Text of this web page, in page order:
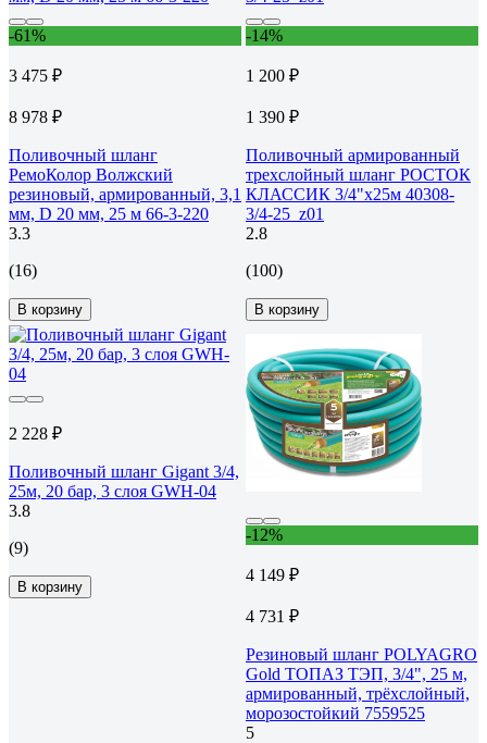
-61%
3 475 ₽
8 978 ₽
Поливочный шланг
РемоКолор Волжский
резиновый, армированный, 3,1
мм, D 20 мм, 25 м 66-3-220
3.3
(16)
В корзину
-14%
1 200 ₽
1 390 ₽
Поливочный армированный
трехслойный шланг РОСТОК
КЛАССИК 3/4"x25м 40308-
3/4-25_z01
2.8
(100)
В корзину
2 228 ₽
Поливочный шланг Gigant 3/4,
25м, 20 бар, 3 слоя GWH-04
3.8
(9)
В корзину
-12%
4 149 ₽
4 731 ₽
Резиновый шланг POLYAGRO
Gold ТОПАЗ ТЭП, 3/4", 25 м,
армированный, трёхслойный,
морозостойкий 7559525
5